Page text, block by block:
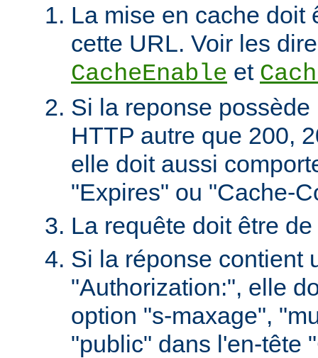
La mise en cache doit
cette URL. Voir les
CacheEnable et
Si la reponse
HTTP autre que 200,
elle doit aussi
"Expires" ou "Cache-
La requête doit être
Si la réponse contient
"Authorization:", elle
option "s-maxage",
"public" dans l'en-tête